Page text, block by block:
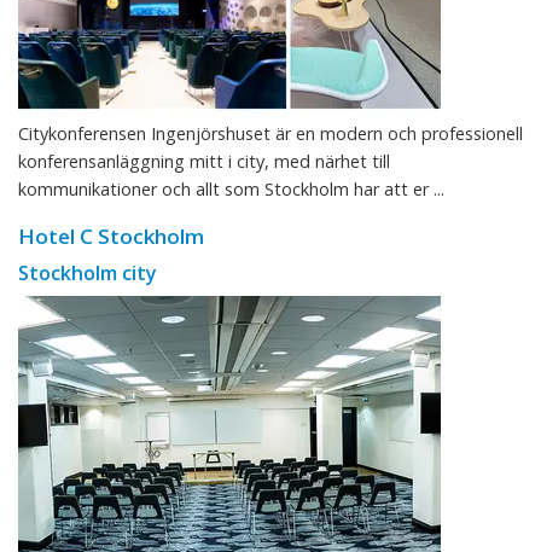
Citykonferensen Ingenjörshuset är en modern och professionell
konferensanläggning mitt i city, med närhet till
kommunikationer och allt som Stockholm har att er ...
Hotel C Stockholm
Stockholm city